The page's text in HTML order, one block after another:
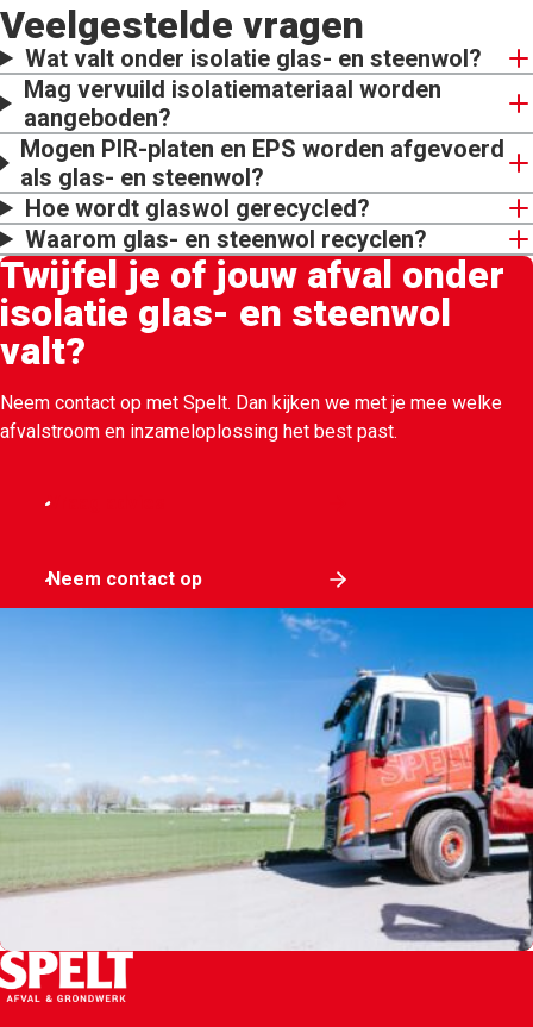
Veelgestelde vragen
Wat valt onder isolatie glas- en steenwol?
Mag vervuild isolatiemateriaal worden
aangeboden?
Mogen PIR-platen en EPS worden afgevoerd
als glas- en steenwol?
Hoe wordt glaswol gerecycled?
Waarom glas- en steenwol recyclen?
Twijfel je of jouw afval onder
isolatie glas- en steenwol
valt?
Neem contact op met Spelt. Dan kijken we met je mee welke
afvalstroom en inzameloplossing het best past.
Vraag advies
Neem contact op